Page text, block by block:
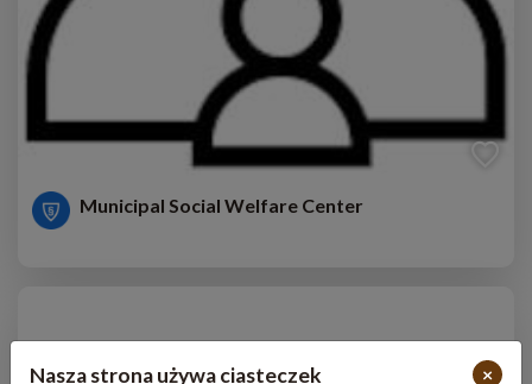
Nasza strona używa ciasteczek ×
Municipal Social Welfare Center